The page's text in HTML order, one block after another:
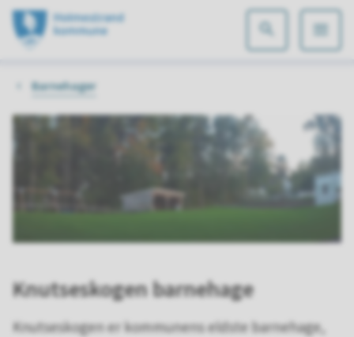
Holmestrand
Barnehager
Knutseskogen barnehage
Knutseskogen er kommunens eldste barnehage,